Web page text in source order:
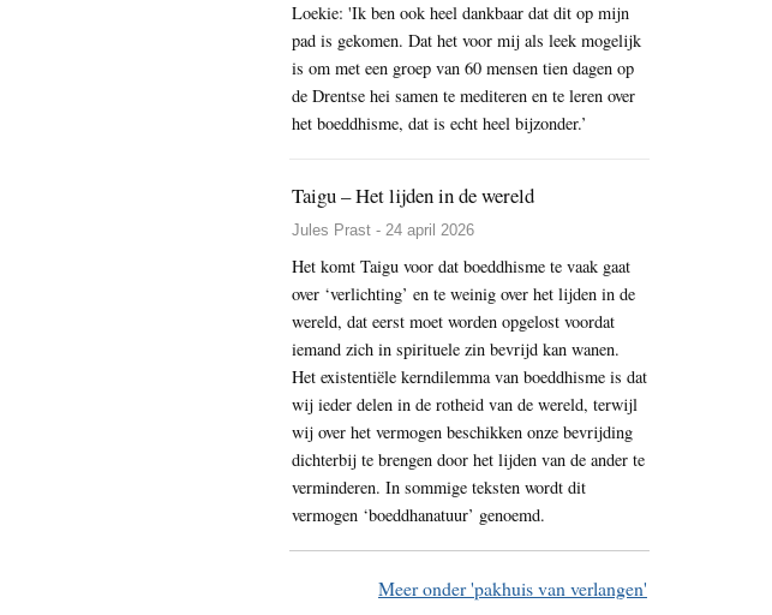
Loekie: 'Ik ben ook heel dankbaar dat dit op mijn
pad is gekomen. Dat het voor mij als leek mogelijk
is om met een groep van 60 mensen tien dagen op
de Drentse hei samen te mediteren en te leren over
het boeddhisme, dat is echt heel bijzonder.’
Taigu – Het lijden in de wereld
Jules Prast - 24 april 2026
Het komt Taigu voor dat boeddhisme te vaak gaat
over ‘verlichting’ en te weinig over het lijden in de
wereld, dat eerst moet worden opgelost voordat
iemand zich in spirituele zin bevrijd kan wanen.
Het existentiële kerndilemma van boeddhisme is dat
wij ieder delen in de rotheid van de wereld, terwijl
wij over het vermogen beschikken onze bevrijding
dichterbij te brengen door het lijden van de ander te
verminderen. In sommige teksten wordt dit
vermogen ‘boeddhanatuur’ genoemd.
Meer onder 'pakhuis van verlangen'